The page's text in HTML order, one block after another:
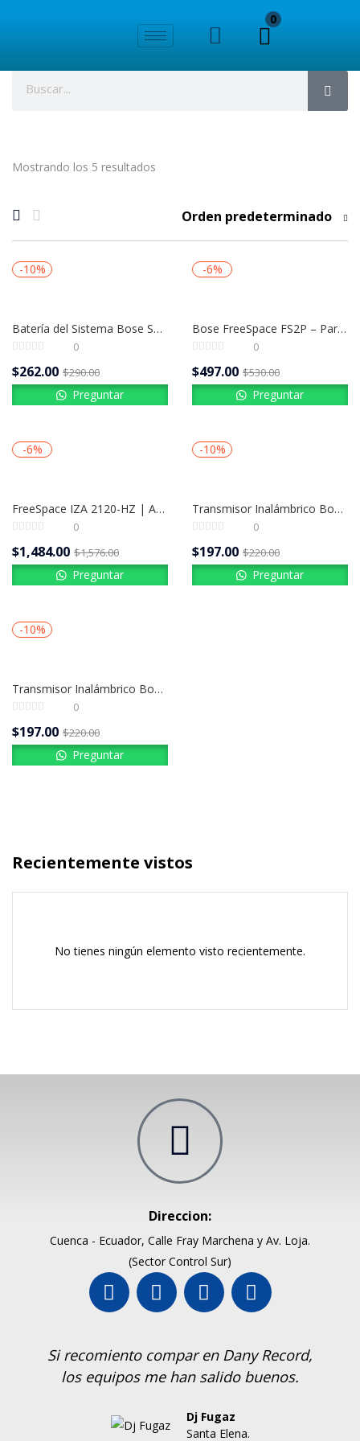
0
Mostrando los 5 resultados
Orden predeterminado
-10%
Batería del Sistema Bose S1 Pro+ Pack – Batería Recargable Original de 2,4 GHz
0
$262.00 $290.00
Preguntar
-6%
Bose FreeSpace FS2P – Par de Altavoces Colgantes Premium para Instalaciones de Alto Nivel
0
$497.00 $530.00
Preguntar
-6%
FreeSpace IZA 2120-HZ | Amplificador de zona integrado Bose Professional
0
$1,484.00 $1,576.00
Preguntar
-10%
Transmisor Inalámbrico Bose S1 Pro+ 1/4” – Para Instrumentos Musicales
0
$197.00 $220.00
Preguntar
-10%
Transmisor Inalámbrico Bose S1 Pro+ XLR – Para Micrófono o Línea
0
$197.00 $220.00
Preguntar
Recientemente vistos
No tienes ningún elemento visto recientemente.
Direccion:
Cuenca - Ecuador, Calle Fray Marchena y Av. Loja.
(Sector Control Sur)
Si recomiento compar en Dany Record,
los equipos me han salido buenos.
Dj Fugaz
Santa Elena.